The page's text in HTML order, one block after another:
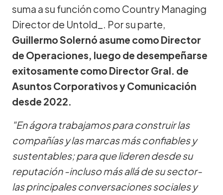
suma a su función como Country Managing
Director de Untold_. Por su parte,
Guillermo Solernó asume como Director
de Operaciones, luego de desempeñarse
exitosamente como Director Gral. de
Asuntos Corporativos y Comunicación
desde 2022.
"En ágora trabajamos para construir las
compañías y las marcas más confiables y
sustentables; para que lideren desde su
reputación -incluso más allá de su sector-
las principales conversaciones sociales y